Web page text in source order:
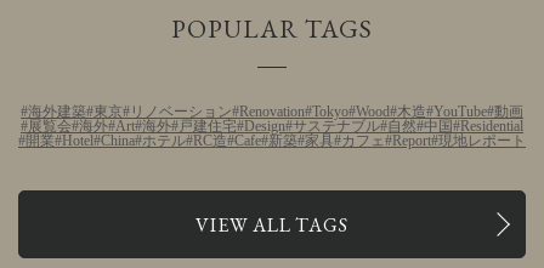
POPULAR TAGS
海外建築 東京 リノベーション Renovation Tokyo Wood 木造 YouTube 動画
展覧会 海外 Art 海外 戸建住宅 Design サステナブル 自然 中国 Residential
開業 Hotel China ホテル RC造 Cafe 新築 家具 カフェ Report 現地レポート
VIEW ALL TAGS